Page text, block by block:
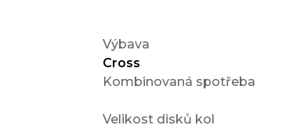
Výbava
Cross
Kombinovaná spotřeba
Velikost disků kol